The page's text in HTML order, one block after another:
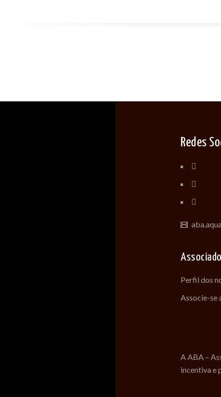
Redes
Perfil dos
Associe-se
A ABA –
incentiva e